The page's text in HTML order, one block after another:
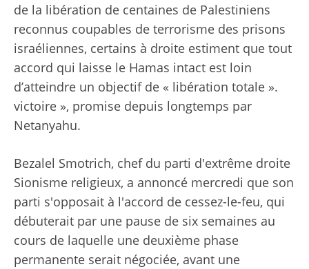
de la libération de centaines de Palestiniens
reconnus coupables de terrorisme des prisons
israéliennes, certains à droite estiment que tout
accord qui laisse le Hamas intact est loin
d’atteindre un objectif de « libération totale ».
victoire », promise depuis longtemps par
Netanyahu.
Bezalel Smotrich, chef du parti d'extrême droite
Sionisme religieux, a annoncé mercredi que son
parti s'opposait à l'accord de cessez-le-feu, qui
débuterait par une pause de six semaines au
cours de laquelle une deuxième phase
permanente serait négociée, avant une